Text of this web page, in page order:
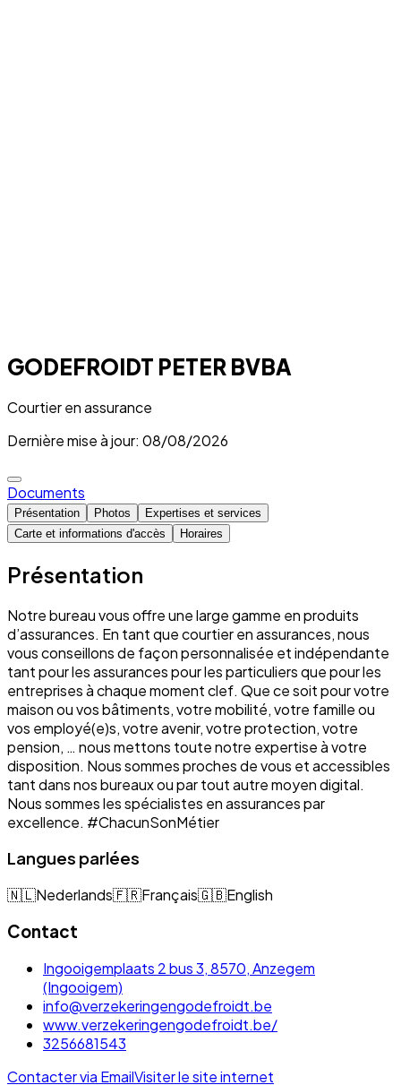
GODEFROIDT PETER BVBA
Courtier en assurance
Dernière mise à jour: 08/08/2026
Documents
Présentation Photos
Expertises et services
Carte et informations d'accès
Horaires
Présentation
Notre bureau vous offre une large gamme en produits
d’assurances. En tant que courtier en assurances, nous
vous conseillons de façon personnalisée et indépendante
tant pour les assurances pour les particuliers que pour les
entreprises à chaque moment clef. Que ce soit pour votre
maison ou vos bâtiments, votre mobilité, votre famille ou
vos employé(e)s, votre avenir, votre protection, votre
pension, … nous mettons toute notre expertise à votre
disposition. Nous sommes proches de vous et accessibles
tant dans nos bureaux ou par tout autre moyen digital.
Nous sommes les spécialistes en assurances par
excellence. #ChacunSonMétier
Langues parlées
🇳🇱Nederlands🇫🇷Français🇬🇧English
Contact
Ingooigemplaats 2 bus 3, 8570, Anzegem
(Ingooigem)
info@verzekeringengodefroidt.be
www.verzekeringengodefroidt.be/
3256681543
Contacter via EmailVisiter le site internet